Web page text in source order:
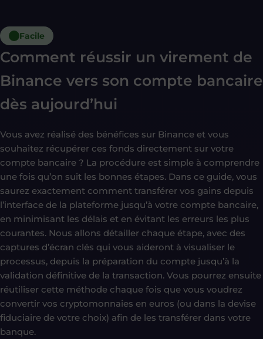
Facile
Comment réussir un virement de
Binance vers son compte bancaire
dès aujourd’hui
Vous avez réalisé des bénéfices sur Binance et vous
souhaitez récupérer ces fonds directement sur votre
compte bancaire ? La procédure est simple à comprendre
une fois qu’on suit les bonnes étapes. Dans ce guide, vous
saurez exactement comment transférer vos gains depuis
l’interface de la plateforme jusqu’à votre compte bancaire,
en minimisant les délais et en évitant les erreurs les plus
courantes. Nous allons détailler chaque étape, avec des
captures d’écran clés qui vous aideront à visualiser le
processus, depuis la préparation du compte jusqu’à la
validation définitive de la transaction. Vous pourrez ensuite
réutiliser cette méthode chaque fois que vous voudrez
convertir vos cryptomonnaies en euros (ou dans la devise
fiduciaire de votre choix) afin de les transférer dans votre
banque.